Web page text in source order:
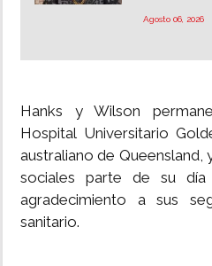
Agosto 06, 2026
Hanks y Wilson
Hospital Universitario
australiano de Queensland,
sociales parte de su
agradecimiento a sus
sanitario.